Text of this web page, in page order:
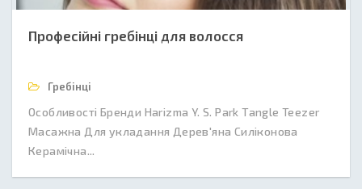
Професійні гребінці для волосся
Гребінці
Особливості Бренди Harizma Y. S. Park Tangle Teezer
Масажна Для укладання Дерев'яна Силіконова
Керамічна...